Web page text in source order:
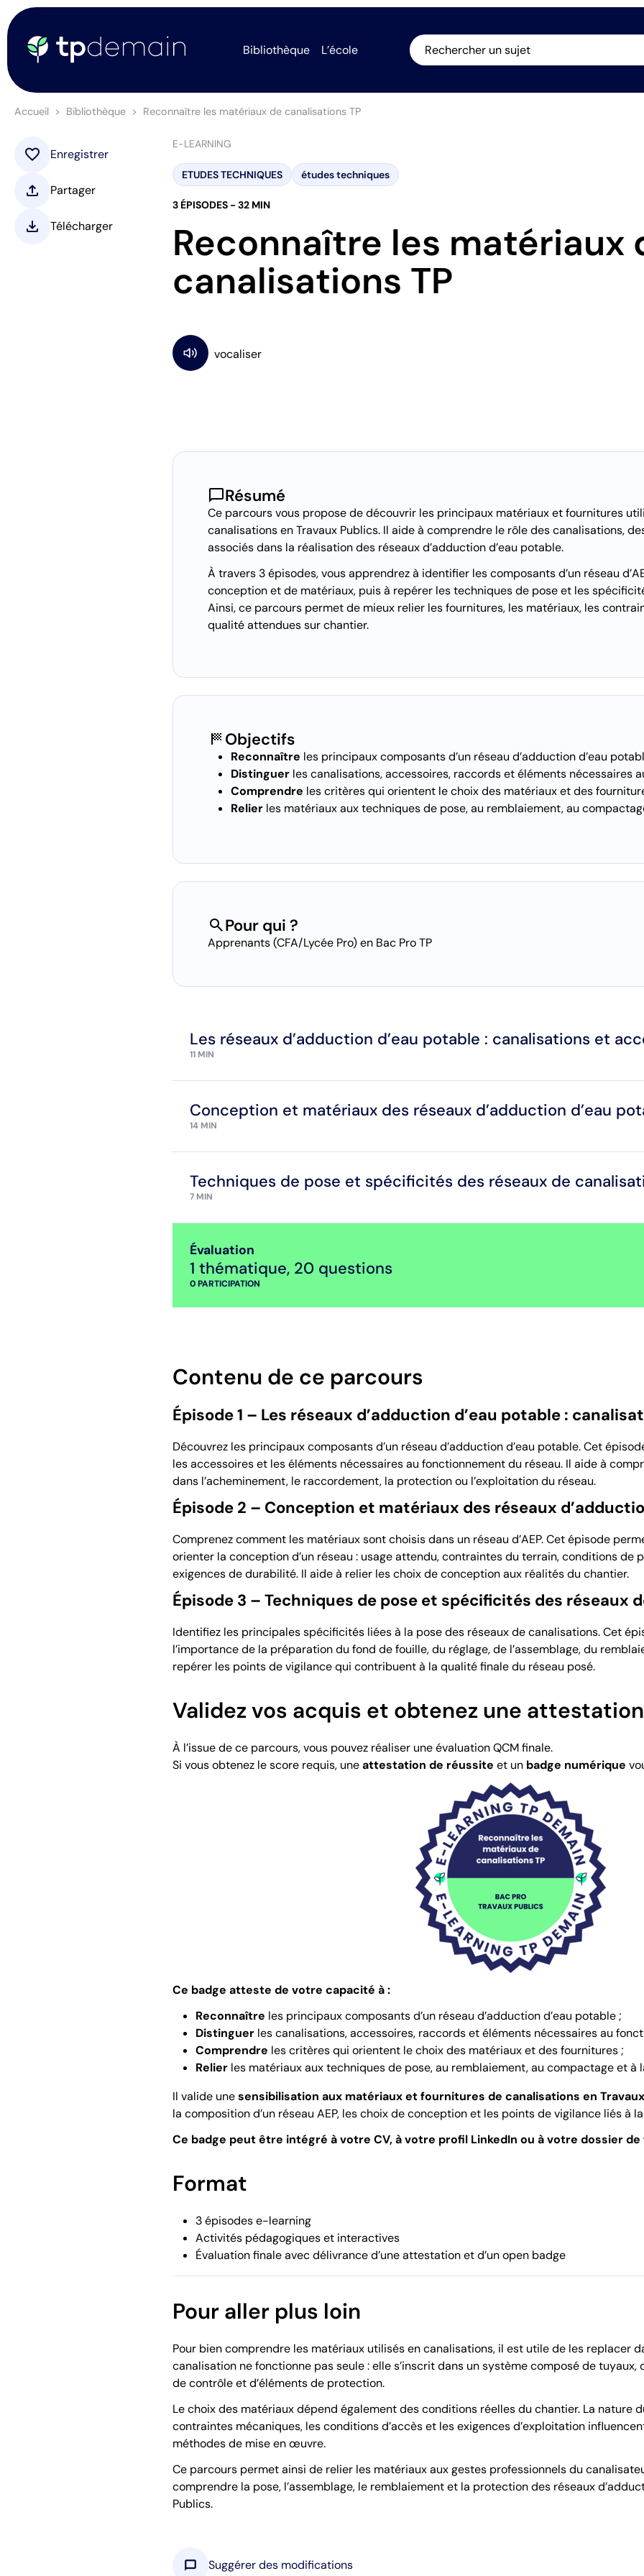
Bibliothèque L’école Rechercher un sujet
Accueil Bibliothèque Reconnaître les matériaux de canalisations TP
E-LEARNING
ETUDES TECHNIQUES études techniques
3 ÉPISODES - 32 MIN
Reconnaître les matériaux
canalisations TP
chat_bubbleRésumé
Ce parcours vous propose de découvrir les principaux matériaux et fournitures
canalisations en Travaux Publics. Il aide à comprendre le rôle des canalisations,
associés dans la réalisation des réseaux d’adduction d’eau potable.
À travers 3 épisodes, vous apprendrez à identifier les composants d’un réseau
conception et de matériaux, puis à repérer les techniques de pose et les
Ainsi, ce parcours permet de mieux relier les fournitures, les matériaux, les
qualité attendues sur chantier.
sports_score Objectifs
Reconnaître les principaux composants d’un réseau d’adduction d’eau
Distinguer les canalisations, accessoires, raccords et éléments nécessaires
Comprendre les critères qui orientent le choix des matériaux et des
Relier les matériaux aux techniques de pose, au remblaiement, au
searchPour qui ?
Apprenants (CFA/Lycée Pro) en Bac Pro TP
Les réseaux d’adduction d’eau potable : canalisations et
11 MIN
Conception et matériaux des réseaux d’adduction d’eau
14 MIN
Techniques de pose et spécificités des réseaux de
7 MIN
Évaluation
1 thématique, 20 questions
0PARTICIPATION
Contenu de ce parcours
Épisode 1 – Les réseaux d’adduction d’eau potable :
Découvrez les principaux composants d’un réseau d’adduction d’eau potable. Cet
les accessoires et les éléments nécessaires au fonctionnement du réseau. Il aide à
dans l’acheminement, le raccordement, la protection ou l’exploitation du réseau.
Épisode 2 – Conception et matériaux des réseaux
Comprenez comment les matériaux sont choisis dans un réseau d’AEP. Cet épisode
orienter la conception d’un réseau : usage attendu, contraintes du terrain, conditions de
exigences de durabilité. Il aide à relier les choix de conception aux réalités du chantier.
Épisode 3 – Techniques de pose et spécificités des réseaux
Identifiez les principales spécificités liées à la pose des réseaux de canalisations. Cet
l’importance de la préparation du fond de fouille, du réglage, de l’assemblage, du
repérer les points de vigilance qui contribuent à la qualité finale du réseau posé.
Validez vos acquis et obtenez une
À l’issue de ce parcours, vous pouvez réaliser une évaluation QCM finale.
Si vous obtenez le score requis, uneattestation de réussite et un badge numérique
Ce badge atteste de votre capacité à :
Reconnaître les principaux composants d’un réseau d’adduction d’eau potable ;
Distinguer les canalisations, accessoires, raccords et éléments nécessaires au
Comprendre les critères qui orientent le choix des matériaux et des fournitures ;
Relier les matériaux aux techniques de pose, au remblaiement, au compactage et à
Il valide unesensibilisation aux matériaux et fournitures de canalisations en
la composition d’un réseau AEP, les choix de conception et les points de vigilance liés à
Ce badge peut être intégré à votre CV, à votre profil LinkedIn ou à votre dossier
Format
3 épisodes e-learning
Activités pédagogiques et interactives
Évaluation finale avec délivrance d’une attestation et d’un open badge
Pour aller plus loin
Pour bien comprendre les matériaux utilisés en canalisations, il est utile de les replacer
canalisation ne fonctionne pas seule : elle s’inscrit dans un système composé de tuyaux,
de contrôle et d’éléments de protection.
Le choix des matériaux dépend également des conditions réelles du chantier. La nature
contraintes mécaniques, les conditions d’accès et les exigences d’exploitation
méthodes de mise en œuvre.
Ce parcours permet ainsi de relier les matériaux aux gestes professionnels du
comprendre la pose, l’assemblage, le remblaiement et la protection des réseaux
Publics.
chat_bubble Suggérer des modifications
favorite Enregistrer
upload Partager
download Télécharger